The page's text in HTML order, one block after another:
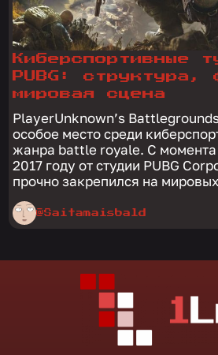
Киберспортивные
PUBG: структура,
мировая сцена
PlayerUnknown’s
особое место среди
жанра battle royale. С момента
2017 году от студии PUBG
прочно закрепился на
@Saitamaisbald